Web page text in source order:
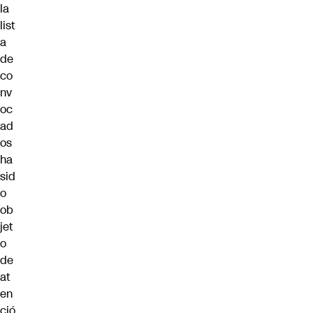
la
list
a
de
co
nv
oc
ad
os
ha
sid
o
ob
jet
o
de
at
en